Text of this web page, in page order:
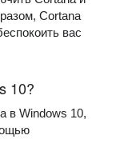
Cortana
вас
10?
в Windows 10,